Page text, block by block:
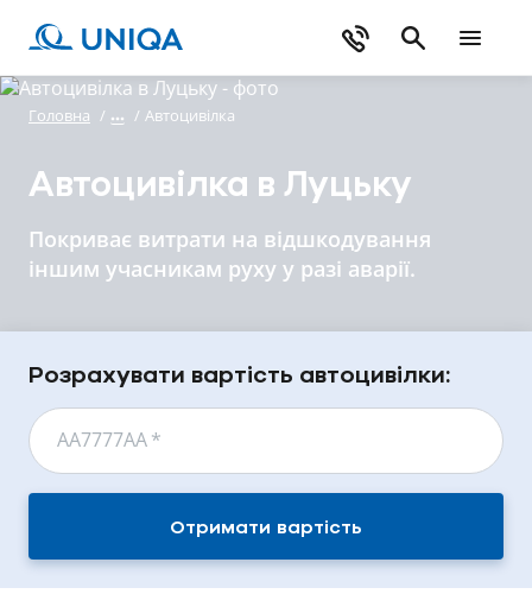
Головна / / Автоцивілка
Автоцивілка в Луцьку
Покриває витрати на відшкодування
іншим учасникам руху у разі аварії.
Розрахувати вартість автоцивілки:
АА7777АА*
Отримати вартість